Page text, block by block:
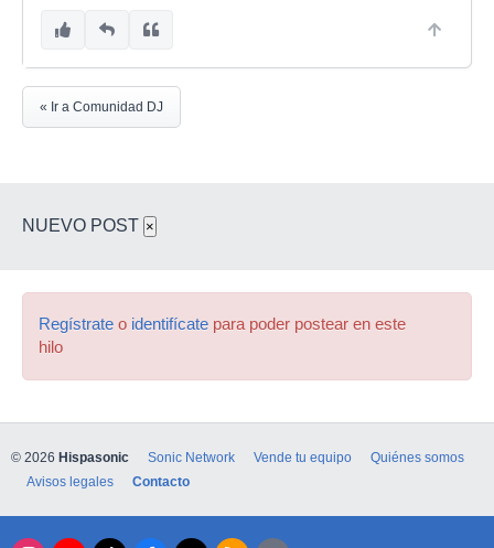
« Ir a Comunidad DJ
NUEVO POST ×
Regístrate o identifícate para poder postear en este
hilo
© 2026 Hispasonic Sonic Network Vende tu equipo
Quiénes somos
Avisos legales
Contacto